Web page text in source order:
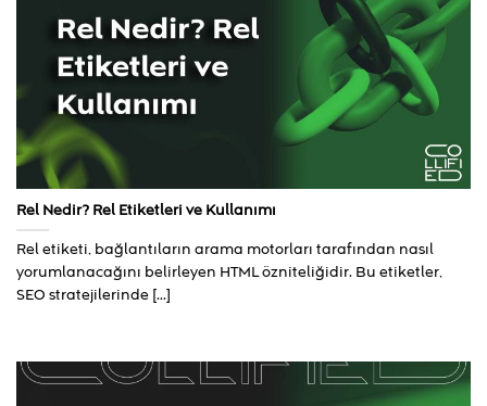
Rel Nedir? Rel Etiketleri ve Kullanımı
Rel etiketi, bağlantıların arama motorları tarafından nasıl
yorumlanacağını belirleyen HTML özniteliğidir. Bu etiketler,
SEO stratejilerinde [...]